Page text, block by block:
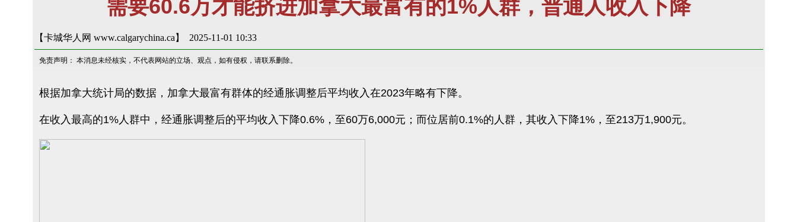
需要60.6万才能挤进加拿大最富有的1%人群，普通人收入下降
【卡城华人网 www.calgarychina.ca】 2025-11-01 10:33
免责声明： 本消息未经核实，不代表网站的立场、观点，如有侵权，请联系删除。
根据加拿大统计局的数据，加拿大最富有群体的经通胀调整后平均收入在2023年略有下降。
在收入最高的1%人群中，经通胀调整后的平均收入下降0.6%，至60万6,000元；而位居前0.1%的人群，其收入下降1%，至213万1,900元。